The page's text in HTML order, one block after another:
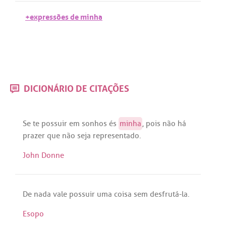
+expressões de minha
DICIONÁRIO DE CITAÇÕES
Se te possuir em sonhos és minha , pois não há
prazer que não seja representado.
John Donne
De nada vale possuir uma coisa sem desfrutá-la.
Esopo